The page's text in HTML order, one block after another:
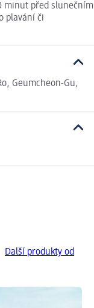
minut před slunečním
plavání či
Geumcheon-Gu,
Další produkty od